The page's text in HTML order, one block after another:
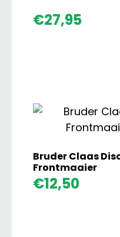
€27,95
Bruder Claas
Frontmaaier
€12,50